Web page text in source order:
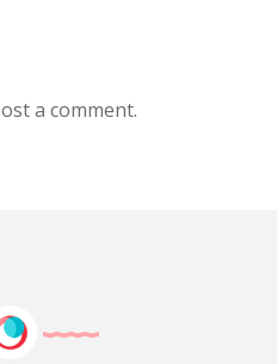
a comment.